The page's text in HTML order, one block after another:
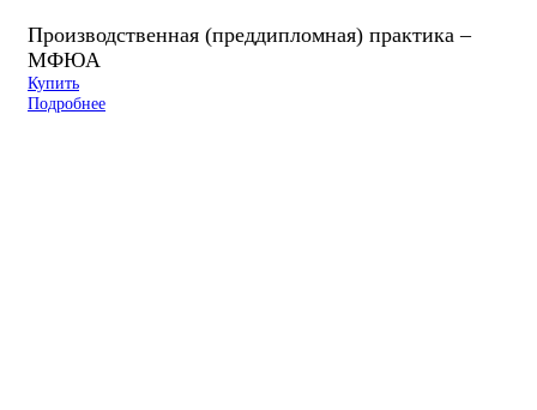
Производственная (преддипломная) практика –
МФЮА
Купить
Подробнее